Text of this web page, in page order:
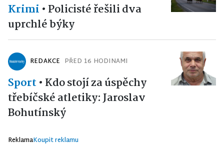
Krimi • Policisté řešili dva
uprchlé býky
REDAKCE PŘED 16 HODINAMI
Sport • Kdo stojí za úspěchy
třebíčské atletiky: Jaroslav
Bohutínský
ReklamaKoupit reklamu